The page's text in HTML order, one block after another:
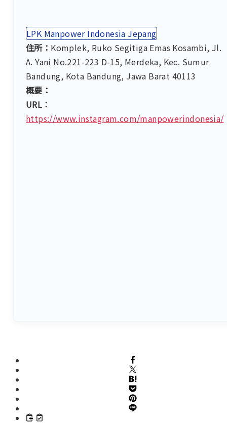
LPK Manpower Indonesia Jepang
住所： Komplek, Ruko Segitiga Emas Kosambi, Jl.
A. Yani No.221-223 D-15, Merdeka, Kec. Sumur
Bandung, Kota Bandung, Jawa Barat 40113
概要：
URL：
https://www.instagram.com/manpowerindonesia/